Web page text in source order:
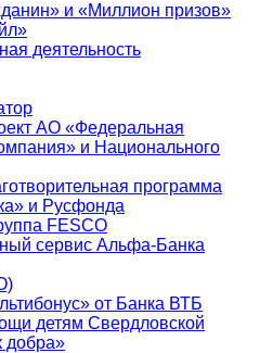
и «Миллион призов»
деятельность
АО «Федеральная
и Национального
программа
и Русфонда
FESCO
сервис Альфа-Банка
от Банка ВТБ
детям Свердловской
добра»